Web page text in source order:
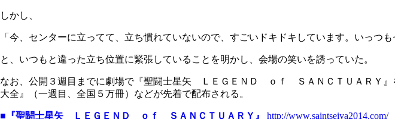
しかし、
「今、センターに立ってて、立ち慣れていないので、すごいドキドキしています。いっつ
と、いつもと違った立ち位置に緊張していることを明かし、会場の笑いを誘っていた。
なお、公開３週目までに劇場で『聖闘士星矢 ＬＥＧＥＮＤ ｏｆ ＳＡＮＣＴＵＡＲＹ』
大全』（一週目、全国５万冊）などが先着で配布される。
■『聖闘士星矢 ＬＥＧＥＮＤ ｏｆ ＳＡＮＣＴＵＡＲＹ』 http://www.saintseiya2014.com/